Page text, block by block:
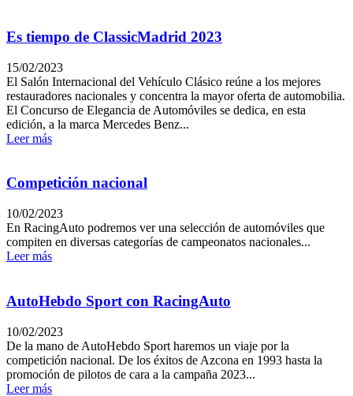
Es tiempo de ClassicMadrid 2023
15/02/2023
El Salón Internacional del Vehículo Clásico reúne a los mejores
restauradores nacionales y concentra la mayor oferta de automobilia.
El Concurso de Elegancia de Automóviles se dedica, en esta
edición, a la marca Mercedes Benz...
Leer más
Competición nacional
10/02/2023
En RacingAuto podremos ver una selección de automóviles que
compiten en diversas categorías de campeonatos nacionales...
Leer más
AutoHebdo Sport con RacingAuto
10/02/2023
De la mano de AutoHebdo Sport haremos un viaje por la
competición nacional. De los éxitos de Azcona en 1993 hasta la
promoción de pilotos de cara a la campaña 2023...
Leer más